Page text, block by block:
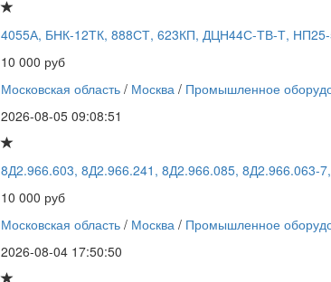
4055А, БНК-12ТК, 888СТ, 623КП, ДЦН44С-ТВ-Т,
10 000 руб
Московская область/ Москва / Промышленное
2026-08-05 09:08:51
8Д2.966.603, 8Д2.966.241, 8Д2.966.085, 8Д2.966.063-
10 000 руб
Московская область/ Москва / Промышленное
2026-08-04 17:50:50